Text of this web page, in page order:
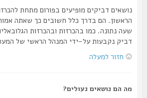
נושאים דביקים מופיעים בפורום מתחת להכרזות
הראשון. הם בדרך כלל חשובים כך שאתה אמור
שעה נתונה. כמו בהכרזות ובהכרזות הגלובאליות,
דביק נקבעות על-ידי המנהל הראשי של המערכת.
חזור למעלה
מה הם נושאים נעולים?